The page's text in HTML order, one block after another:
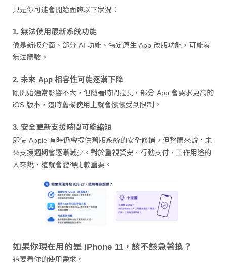
只是你可能會開始面臨以下狀況：
1. 無法使用最新系統功能
像是新版介面、部分 AI 功能、特定原生 App 改版功能，可能就
無法體驗。
2. 未來 App 相容性可能逐漸下降
剛開始通常影響不大，但隨著時間拉長，部分 App 會要求更高的
iOS 版本，這時舊機使用上就會慢慢受到限制。
3. 安全更新支援時間可能縮短
即使 Apple 有時仍會提供舊版系統的安全修補，但整體來說，未
來支援週期會逐漸減少。對於重視資安、行動支付、工作用途的
人來說，這就會變得比較重要。
如果你現在用的是 iPhone 11，該不該急著換？
這要看你的使用需求。